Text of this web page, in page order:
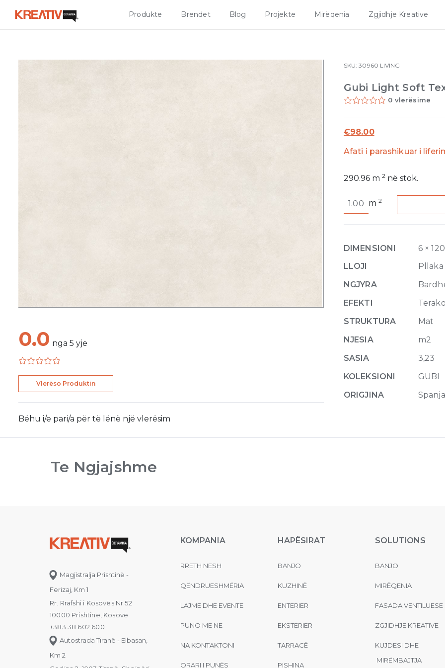
Produkte Brendet Blog Projekte Mirëqenia Zgjidhje Kreative
0.0 nga 5 yje
Vlerëso Produktin
Bëhu i/e pari/a për të lënë një vlerësim
SKU:30960 LIVING
Gubi Light Soft
0 vlerësime
€98.00
Afati i parashikuar i
290.96 m2 në stok.
Light
120
x
cm
quantity
m2
DIMENSIONI
6 ×
LLOJI
Pllaka
NGJYRA
EFEKTI
STRUKTURA
Mat
NJESIA
m2
SASIA
3,23
KOLEKSIONI
GUBI
ORIGJINA
Spanja
Te Ngjajshme
Magjistralja Prishtinë -
Ferizaj, Km 1
Rr. Rrafshi i Kosovës Nr.52
10000 Prishtinë, Kosovë
+383 38 602 600
Autostrada Tiranë - Elbasan,
Km 2
KOMPANIA
RRETH NESH
QËNDRUESHMËRIA
LAJME DHE EVENTE
PUNO ME NE
NA KONTAKTONI
ORARI I PUNËS
HAPËSIRAT
BANJO
KUZHINË
ENTERIER
EKSTERIER
TARRACË
PISHINA
SOLUTIONS
BANJO
MIRËQENIA
FASADA VENTILUESE
ZGJIDHJE KREATIVE
KUJDESI DHE
MIRËMBAJTJA